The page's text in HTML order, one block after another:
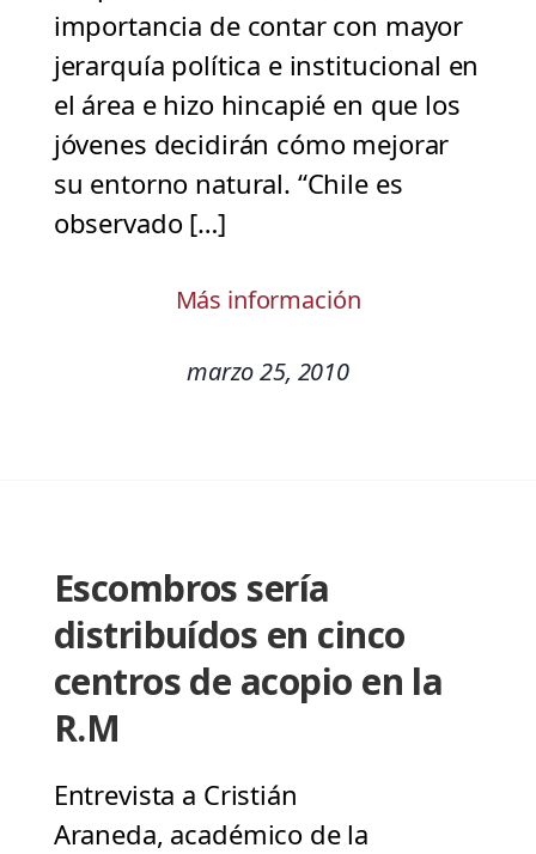
importancia de contar con mayor
jerarquía política e institucional en
el área e hizo hincapié en que los
jóvenes decidirán cómo mejorar
su entorno natural. “Chile es
observado […]
Más información
marzo 25, 2010
Escombros sería
distribuídos en cinco
centros de acopio en la
R.M
Entrevista a Cristián
Araneda, académico de la